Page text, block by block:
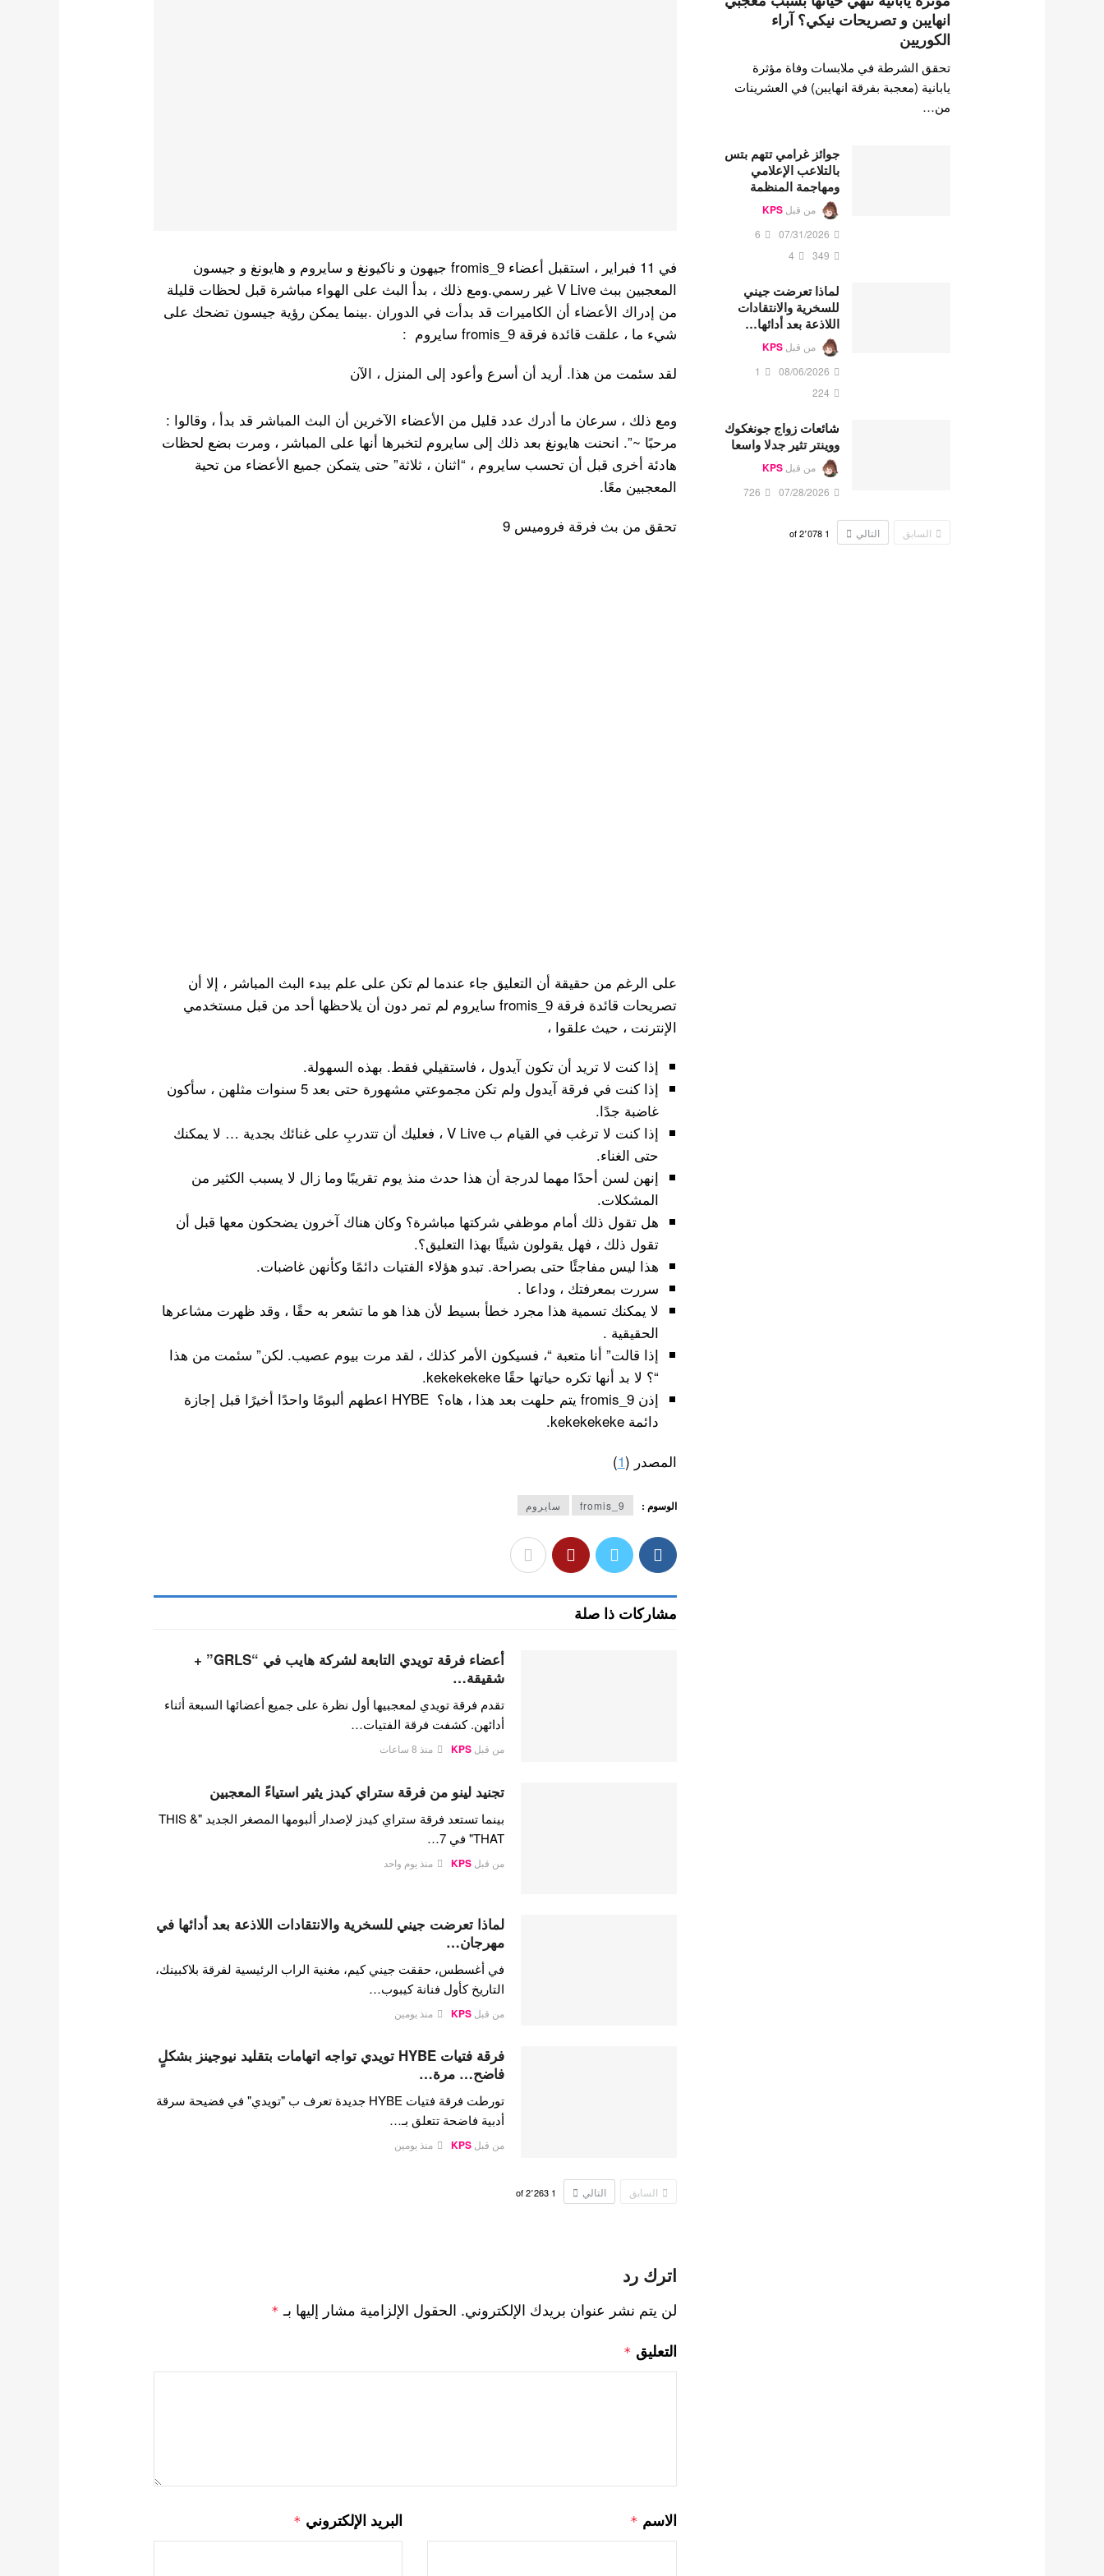
في 11 فبراير ، استقبل أعضاء fromis_9 جيهون و ناكيونغ و سايروم و هايونغ و جيسون
المعجبين ببث V Live غير رسمي.ومع ذلك ، بدأ البث على الهواء مباشرة قبل لحظات قليلة
من إدراك الأعضاء أن الكاميرات قد بدأت في الدوران .بينما يمكن رؤية جيسون تضحك على
شيء ما ، علقت قائدة فرقة fromis_9 سايروم :
لقد سئمت من هذا. أريد أن أسرع وأعود إلى المنزل ، الآن
ومع ذلك ، سرعان ما أدرك عدد قليل من الأعضاء الآخرين أن البث المباشر قد بدأ ، وقالوا :
مرحبًا ~”. انحنت هايونغ بعد ذلك إلى سايروم لتخبرها أنها على المباشر ، ومرت بضع لحظات
هادئة أخرى قبل أن تحسب سايروم ، “اثنان ، ثلاثة” حتى يتمكن جميع الأعضاء من تحية
المعجبين معًا.
تحقق من بث فرقة فروميس 9
على الرغم من حقيقة أن التعليق جاء عندما لم تكن على علم ببدء البث المباشر ، إلا أن
تصريحات قائدة فرقة fromis_9 سايروم لم تمر دون أن يلاحظها أحد من قبل مستخدمي
الإنترنت ، حيث علقوا ،
إذا كنت لا تريد أن تكون آيدول ، فاستقيلي فقط. بهذه السهولة.
إذا كنت في فرقة آيدول ولم تكن مجموعتي مشهورة حتى بعد 5 سنوات مثلهن ، سأكون
غاضبة جدًا.
إذا كنت لا ترغب في القيام ب V Live ، فعليك أن تتدربِ على غنائك بجدية … لا يمكنك
حتى الغناء.
إنهن لسن أحدًا مهما لدرجة أن هذا حدث منذ يوم تقريبًا وما زال لا يسبب الكثير من
المشكلات.
هل تقول ذلك أمام موظفي شركتها مباشرة؟ وكان هناك آخرون يضحكون معها قبل أن
تقول ذلك ، فهل يقولون شيئًا بهذا التعليق؟.
هذا ليس مفاجئًا حتى بصراحة. تبدو هؤلاء الفتيات دائمًا وكأنهن غاضبات.
سررت بمعرفتك ، وداعا .
لا يمكنك تسمية هذا مجرد خطأ بسيط لأن هذا هو ما تشعر به حقًا ، وقد ظهرت مشاعرها
الحقيقية .
إذا قالت” أنا متعبة “، فسيكون الأمر كذلك ، لقد مرت بيوم عصيب. لكن” سئمت من هذا
“؟ لا بد أنها تكره حياتها حقًا kekekekeke.
إذن fromis_9 يتم حلهت بعد هذا ، هاه؟ HYBE اعطهم ألبومًا واحدًا أخيرًا قبل إجازة
دائمة kekekekeke.
المصدر (1
)
الوسوم : fromis_9 سايروم
مشاركات ذا صلة
أعضاء فرقة تويدي التابعة لشركة هايب في “GRLS” +
شقيقة…
تقدم فرقة تويدي لمعجبيها أول نظرة على جميع أعضائها السبعة أثناء
أدائهن. كشفت فرقة الفتيات…
من قبلKPS منذ 8 ساعات
تجنيد لينو من فرقة ستراي كيدز يثير استياءً المعجبين
بينما تستعد فرقة ستراي كيدز لإصدار ألبومها المصغر الجديد "THIS &
THAT" في 7…
من قبلKPS منذ يوم واحد
لماذا تعرضت جيني للسخرية والانتقادات اللاذعة بعد أدائها في
مهرجان…
في أغسطس، حققت جيني كيم، مغنية الراب الرئيسية لفرقة بلاكبينك،
التاريخ كأول فنانة كيبوب…
من قبلKPS منذ يومين
فرقة فتيات HYBE تويدي تواجه اتهامات بتقليد نيوجينز بشكلٍ
فاضح… مرة…
تورطت فرقة فتيات HYBE جديدة تعرف ب "تويدي" في فضيحة سرقة
أدبية فاضحة تتعلق بـ…
من قبلKPS منذ يومين
السابق التالي 1
of2٬263
اترك رد
لن يتم نشر عنوان بريدك الإلكتروني. الحقول الإلزامية مشار إليها بـ *
التعليق *
الاسم * البريد الإلكتروني *
انهايبن و تصريحات نيكي؟ آراء
الكوريين
تحقق الشرطة في ملابسات وفاة مؤثرة
يابانية (معجبة بفرقة انهايبن) في العشرينات
من…
جوائز غرامي تتهم بتس
بالتلاعب الإعلامي
ومهاجمة المنظمة
من قبل KPS
07/31/2026
6
349
4
لماذا تعرضت جيني
للسخرية والانتقادات
اللاذعة بعد أدائها…
من قبل KPS
08/06/2026
1
224
شائعات زواج جونغكوك
ووينتر تثير جدلا واسعا
من قبل KPS
07/28/2026
726
السابق التالي 1 2٬078